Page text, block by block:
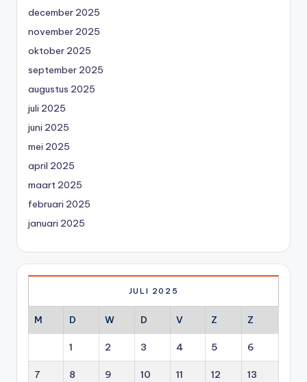
december 2025
november 2025
oktober 2025
september 2025
augustus 2025
juli 2025
juni 2025
mei 2025
april 2025
maart 2025
februari 2025
januari 2025
JULI 2025
M D W D V Z Z
1 2 3 4 5 6
7 8 9 10 11 12 13